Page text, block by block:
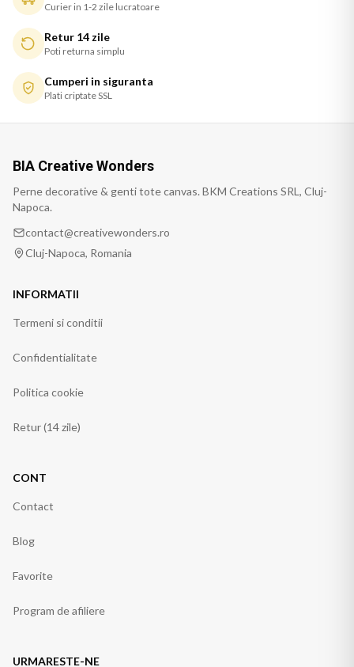
Curier in 1-2 zile lucratoare
Retur 14 zile
Poti returna simplu
Cumperi in siguranta
Plati criptate SSL
BIA Creative Wonders
Perne decorative & genti tote canvas. BKM Creations SRL, Cluj-
Napoca.
contact@creativewonders.ro
Cluj-Napoca, Romania
INFORMATII
Termeni si conditii
Confidentialitate
Politica cookie
Retur (14 zile)
CONT
Contact
Blog
Favorite
Program de afiliere
URMARESTE-NE